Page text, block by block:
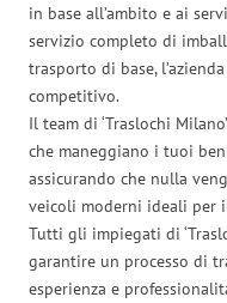
in base all’ambito e ai
servizio completo di
trasporto di base,
competitivo.
Il team di ‘Traslochi
che maneggiano i tuoi
assicurando che nulla
veicoli moderni ideali per
Tutti gli impiegati di
garantire un processo di
esperienza e